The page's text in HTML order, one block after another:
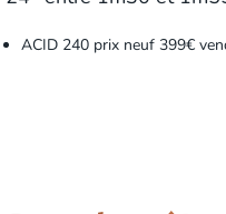
ACID 240 prix neuf 399€